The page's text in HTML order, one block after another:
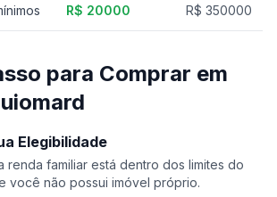
R$ 20000 R$ 350000
para Comprar em
Elegibilidade
renda familiar está dentro dos limites do
você não possui imóvel próprio.